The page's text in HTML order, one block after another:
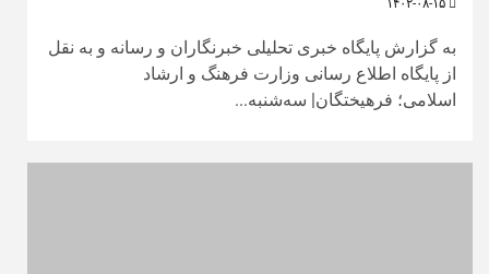
به گزارش پایگاه خبری تحلیلی خبرنگاران و رسانه و به نقل
از پایگاه اطلاع رسانی وزارت فرهنگ و ارشاد
اسلامی؛ فرهیختگان| سه‌شنبه...